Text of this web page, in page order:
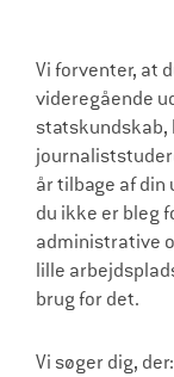
Vi forventer, at
videregående
år tilbage af din
du ikke er bleg
administrative
lille
brug for det.
Vi søger dig, der: